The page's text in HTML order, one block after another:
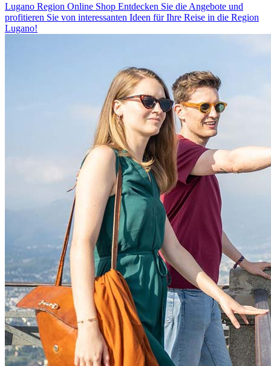
Lugano Region Online Shop Entdecken Sie die Angebote und
profitieren Sie von interessanten Ideen für Ihre Reise in die Region
Lugano!